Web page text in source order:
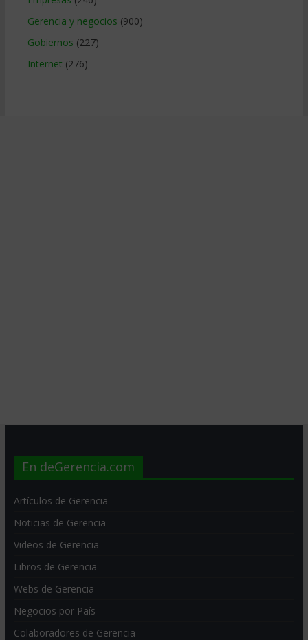
Gerencia y negocios (900)
Gobiernos (227)
Internet (276)
En deGerencia.com
Artículos de Gerencia
Noticias de Gerencia
Videos de Gerencia
Libros de Gerencia
Webs de Gerencia
Negocios por País
Colaboradores de Gerencia